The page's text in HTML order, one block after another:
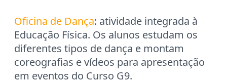
Oficina de Dança: atividade integrada à
Educação Física. Os alunos estudam os
diferentes tipos de dança e montam
coreografias e vídeos para apresentação
em eventos do Curso G9.